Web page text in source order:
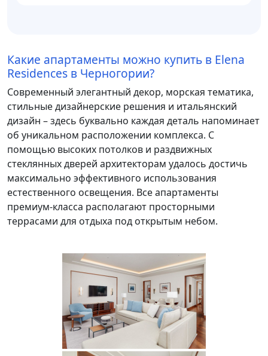
Какие апартаменты можно купить в Elena
Residences в Черногории?
Современный элегантный декор, морская тематика,
стильные дизайнерские решения и итальянский
дизайн – здесь буквально каждая деталь напоминает
об уникальном расположении комплекса. С
помощью высоких потолков и раздвижных
стеклянных дверей архитекторам удалось достичь
максимально эффективного использования
естественного освещения. Все апартаменты
премиум-класса располагают просторными
террасами для отдыха под открытым небом.